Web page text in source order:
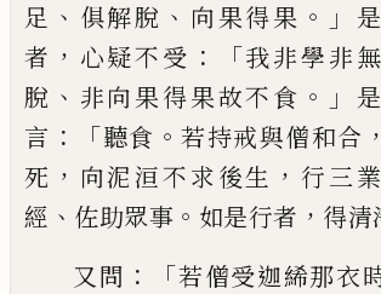
足 、 俱解脫 、 向果得果 。」
者 ， 心疑不受 ：「我非學非
脫 、 非向果得果故不食 。」
言 ：「聽食 。若持戒與僧和合 ，
死 ， 向泥洹不求後生 ， 行三業
經 、 佐助眾事 。 如是行者 ， 得清
又問 ：「若僧受迦絺那衣